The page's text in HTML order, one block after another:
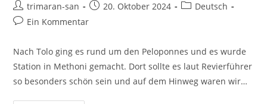
trimaran-san 20. Oktober 2024
Deutsch
Ein Kommentar
Nach Tolo ging es rund um den Peloponnes und es wurde
Station in Methoni gemacht. Dort sollte es laut Revierführer
so besonders schön sein und auf dem Hinweg waren wir…